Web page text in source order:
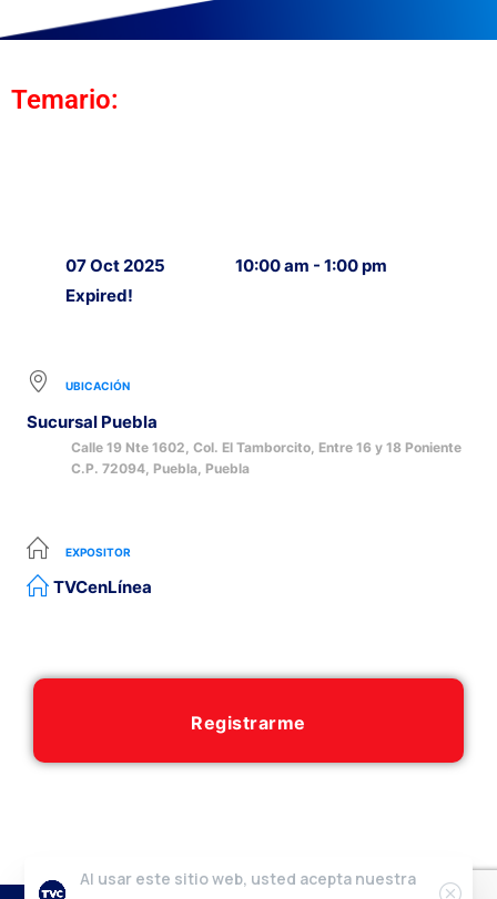
Temario:
07 Oct 2025
Expired!
10:00 am - 1:00 pm
UBICACIÓN
Sucursal Puebla
Calle 19 Nte 1602, Col. El Tamborcito, Entre 16 y 18 Poniente
C.P. 72094, Puebla, Puebla
EXPOSITOR
TVCenLínea
Registrarme
Al usar este sitio web, usted acepta nuestra